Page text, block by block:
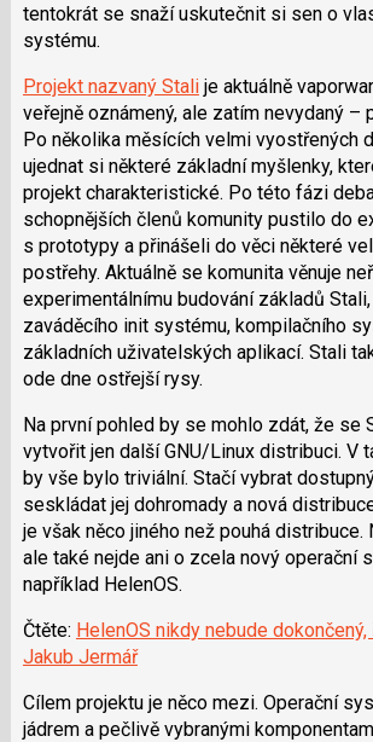
tentokrát se snaží uskutečnit si sen o
systému.
Projekt nazvaný Stalije aktuálně
veřejně oznámený, ale zatím nevydaný –
Po několika měsících velmi vyostřených
ujednat si některé základní myšlenky,
projekt charakteristické. Po této fázi
schopnějších členů komunity pustilo do
s prototypy a přinášeli do věci některé
postřehy. Aktuálně se komunita věnuje
experimentálnímu budování základů
zaváděcího init systému, kompilačního
základních uživatelských aplikací. Stali
ode dne ostřejší rysy.
Na první pohled by se mohlo zdát, že se
vytvořit jen další GNU/Linux distribuci. V
by vše bylo triviální. Stačí vybrat
seskládat jej dohromady a nová
je však něco jiného než pouhá distribuce.
ale také nejde ani o zcela nový operační
například HelenOS.
Čtěte: HelenOS nikdy nebude
Jakub Jermář
Cílem projektu je něco mezi. Operační
jádrem a pečlivě vybranými